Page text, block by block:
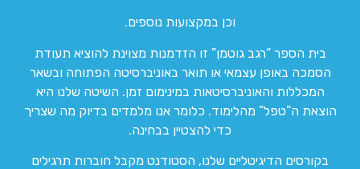
וכן במקצועות נוספים.
בית הספר “רגב גוטמן” זו הזדמנות מצוינת להוציא תעודת
הסמכה באופן עצמאי או תואר באוניברסיטה הפתוחה ובשאר
המכללות והאוניברסיטאות במינימום זמן. השיטה שלנו היא
הוצאת ה”טפל” מהלימוד. כלומר אנו מלמדים בדיוק מה שצריך
כדי להצטיין בבחינה.
בקורסים הדיגיטליים שלנו, הסטודנט מקבל חוברות תרגילים